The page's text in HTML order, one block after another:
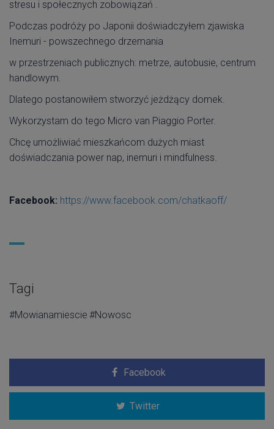
stresu i społecznych zobowiązań .
Podczas podróży po Japonii doświadczyłem zjawiska
Inemuri - powszechnego drzemania
w przestrzeniach publicznych: metrze, autobusie, centrum
handlowym.
Dlatego postanowiłem stworzyć jeżdżący domek.
Wykorzystam do tego Micro van Piaggio Porter.
Chcę umożliwiać mieszkańcom dużych miast
doświadczania power nap, inemuri i mindfulness.
Facebook: https://www.facebook.com/chatkaoff/
Tagi
#Mowianamiescie #Nowosc
Facebook
Twitter